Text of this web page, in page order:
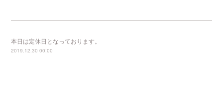
本日は定休日となっております。
2019.12.30 00:00